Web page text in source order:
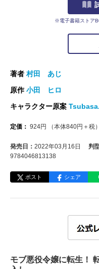
※電子書籍ストア
著者 村田 あじ
原作小田 ヒロ
キャラクター原案
定価： 924円 （本体840円＋税）
発売日： 2022年03月16日 判
9784046813138
ポスト シェア
モブ悪役令嬢に転生！